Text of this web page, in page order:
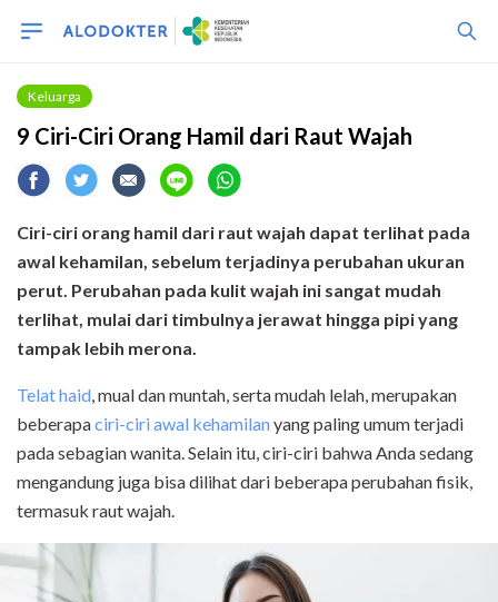
Keluarga
9 Ciri-Ciri Orang Hamil dari Raut Wajah
Ciri-ciri orang hamil dari raut wajah dapat terlihat pada
awal kehamilan, sebelum terjadinya perubahan ukuran
perut. Perubahan pada kulit wajah ini sangat mudah
terlihat, mulai dari timbulnya jerawat hingga pipi yang
tampak lebih merona.
Telat haid, mual dan muntah, serta mudah lelah, merupakan
beberapaciri-ciri awal kehamilanyang paling umum terjadi
pada sebagian wanita. Selain itu, ciri-ciri bahwa Anda sedang
mengandung juga bisa dilihat dari beberapa perubahan fisik,
termasuk raut wajah.